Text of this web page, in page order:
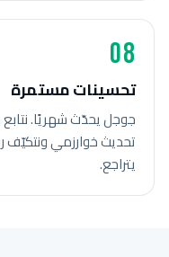
08
تحسينات مستمرة
تحديث خوارزمي
يتراجع.